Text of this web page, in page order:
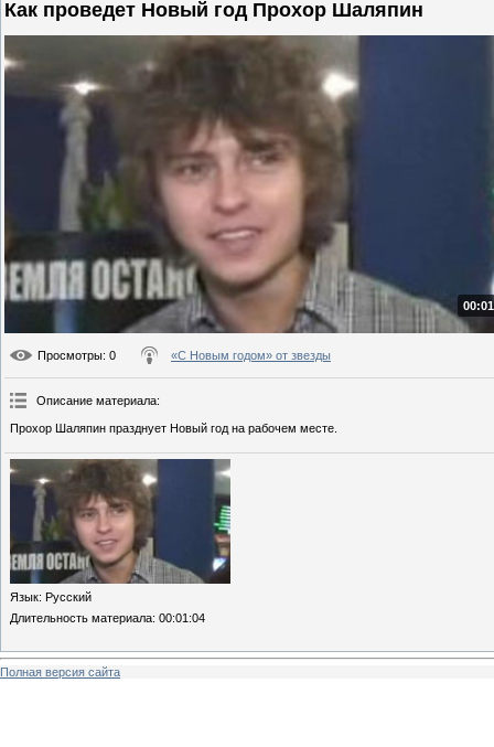
Как проведет Новый год Прохор Шаляпин
Просмотры: 0 «С Новым годом» от звезды
Описание материала:
Прохор Шаляпин празднует Новый год на рабочем месте.
Язык: Русский
Длительность материала: 00:01:04
Полная версия сайта